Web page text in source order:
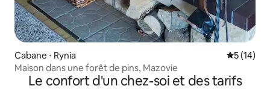
Cabane ⋅ Rynia
5 (14)
Maison dans une forêt de pins, Mazovie
Le confort d'un chez-soi et des tarifs